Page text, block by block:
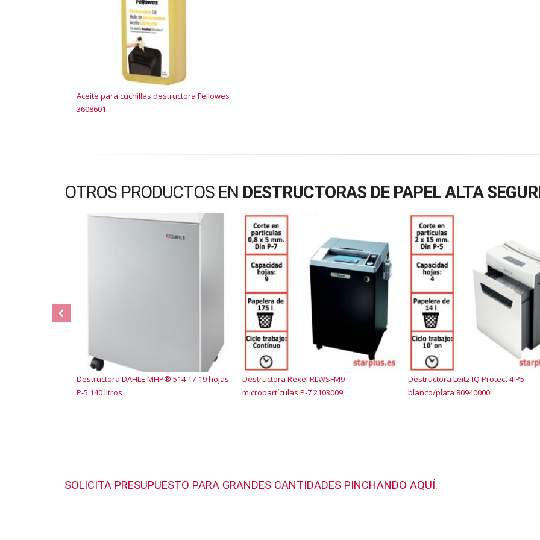
Aceite para cuchillas destructora Fellowes
3608601
OTROS PRODUCTOS EN DESTRUCTORAS DE PAPEL ALTA
Destructora DAHLE MHP® 514 17-19 hojas
P-5 140 litros
Destructora Rexel RLWSFM9
micropartículas P-7 2103009
Destructora Leitz IQ Protect 4 P5
blanco/plata 80940000
SOLICITA PRESUPUESTO PARA GRANDES CANTIDADES PINCHANDO AQUÍ.